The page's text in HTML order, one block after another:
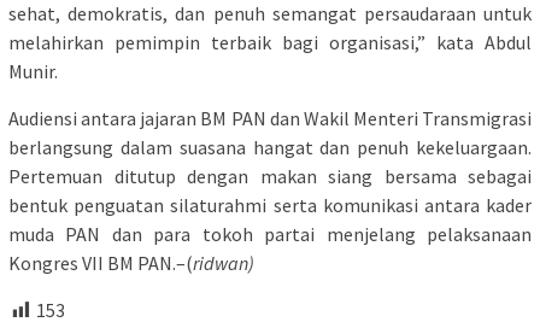
sehat, demokratis, dan penuh semangat persaudaraan untuk
melahirkan pemimpin terbaik bagi organisasi,” kata Abdul
Munir.
Audiensi antara jajaran BM PAN dan Wakil Menteri Transmigrasi
berlangsung dalam suasana hangat dan penuh kekeluargaan.
Pertemuan ditutup dengan makan siang bersama sebagai
bentuk penguatan silaturahmi serta komunikasi antara kader
muda PAN dan para tokoh partai menjelang pelaksanaan
Kongres VII BM PAN.–(ridwan)
153